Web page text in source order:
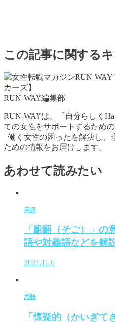
この記事に関する
RUN-WAY編集部
RUN-WAYは、「自分らしく
ての女性をサポートするための
働く女性の困ったを解決し、
ための情報をお届けします。
あわせて読みたい
用語
「齟齬（そご）」の
語や対義語などを解
2021.11.6
用語
「懐疑的（かいぎて